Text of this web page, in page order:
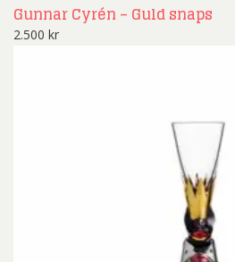
Gunnar Cyrén – Guld snaps
2.500 kr